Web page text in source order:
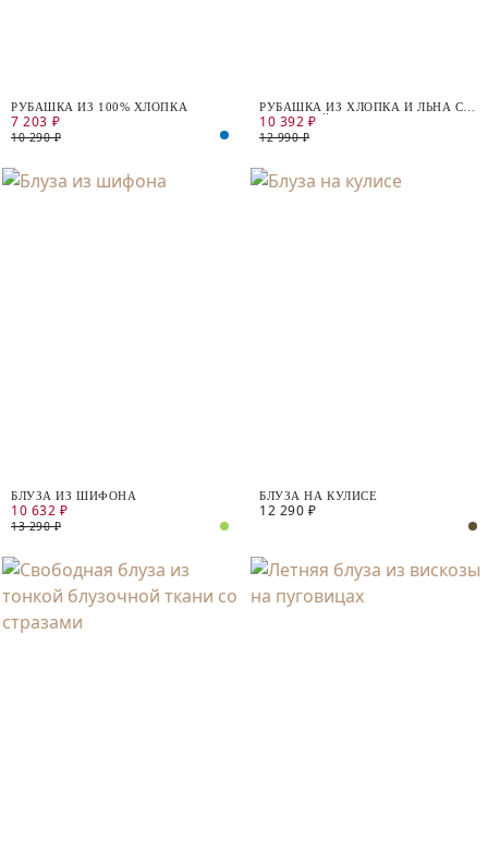
РУБАШКА ИЗ 100% ХЛОПКА
7 203 ₽
10 290 ₽
РУБАШКА ИЗ ХЛОПКА И ЛЬНА С
ЦЕПОЧКОЙ МОНИЛЬ
10 392 ₽
12 990 ₽
БЛУЗА ИЗ ШИФОНА
10 632 ₽
13 290 ₽
БЛУЗА НА КУЛИСЕ
12 290 ₽